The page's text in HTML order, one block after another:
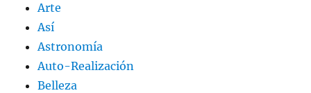
Arte
Así
Astronomía
Auto-Realización
Belleza